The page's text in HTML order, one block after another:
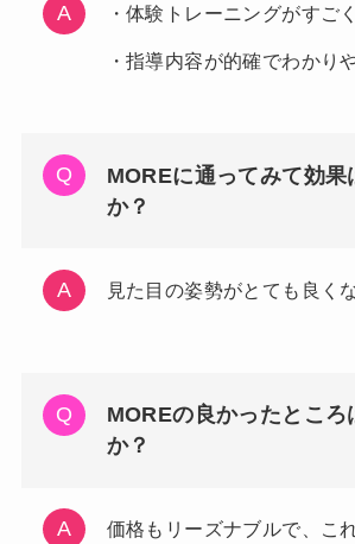
・体験トレーニングがすご
・指導内容が的確でわかり
MOREに通ってみて効果
か？
見た目の姿勢がとても良く
MOREの良かったところ
か？
価格もリーズナブルで、こ